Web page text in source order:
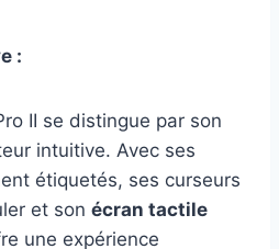
:
II se distingue par son
intuitive. Avec ses
étiquetés, ses curseurs
et son écran tactile
une expérience